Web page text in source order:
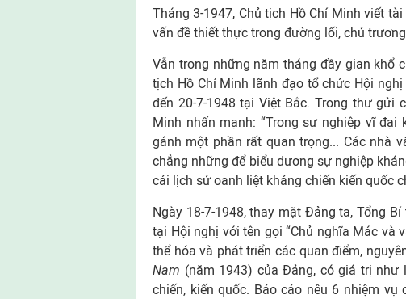
Tháng 3-1947, Chủ tịch Hồ Chí Minh viết tài
vấn đề thiết thực trong đường lối, chủ
Vẫn trong những năm tháng đầy gian khổ
tịch Hồ Chí Minh lãnh đạo tổ chức Hội
đến 20-7-1948 tại Việt Bắc. Trong thư gửi
Minh nhấn mạnh: “Trong sự nghiệp vĩ
gánh một phần rất quan trọng... Các nhà
chẳng những để biểu dương sự nghiệp
cái lịch sử oanh liệt kháng chiến kiến quốc
Ngày 18-7-1948, thay mặt Đảng ta, Tổng
tại Hội nghị với tên gọi “Chủ nghĩa Mác và
thể hóa và phát triển các quan điểm,
Nam (năm 1943) của Đảng, có giá trị
chiến, kiến quốc. Báo cáo nêu 6 nhiệm